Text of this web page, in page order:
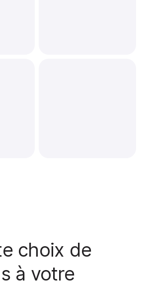
choix de
à votre